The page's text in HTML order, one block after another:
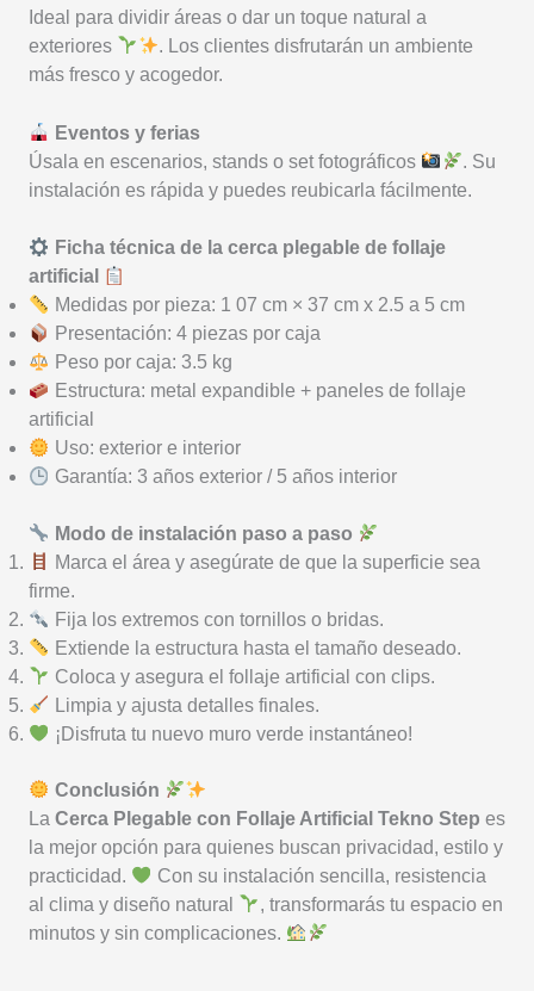
Ideal para dividir áreas o dar un toque natural a
exteriores
. Los clientes disfrutarán un ambiente
más fresco y acogedor.
Eventos y ferias
Úsala en escenarios, stands o set fotográficos
. Su
instalación es rápida y puedes reubicarla fácilmente.
Ficha técnica de la cerca plegable de follaje
artificial
Medidas por pieza: 1 07 cm × 37 cm x 2.5 a 5 cm
Presentación: 4 piezas por caja
Peso por caja: 3.5 kg
Estructura: metal expandible + paneles de follaje
artificial
Uso: exterior e interior
Garantía: 3 años exterior / 5 años interior
Modo de instalación paso a paso
Marca el área y asegúrate de que la superficie sea
firme.
Fija los extremos con tornillos o bridas.
Extiende la estructura hasta el tamaño deseado.
Coloca y asegura el follaje artificial con clips.
Limpia y ajusta detalles finales.
¡Disfruta tu nuevo muro verde instantáneo!
Conclusión
La Cerca Plegable con Follaje Artificial Tekno Step es
la mejor opción para quienes buscan privacidad, estilo y
practicidad.
Con su instalación sencilla, resistencia
al clima y diseño natural
, transformarás tu espacio en
minutos y sin complicaciones.